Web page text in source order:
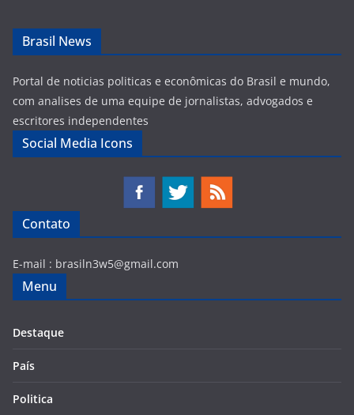
Brasil News
Portal de noticias politicas e econômicas do Brasil e mundo,
com analises de uma equipe de jornalistas, advogados e
escritores independentes
Social Media Icons
Contato
E-mail : brasiln3w5@gmail.com
Menu
Destaque
País
Politica